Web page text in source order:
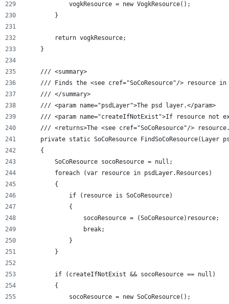
            vogkResource = new VogkResource();
        }
        return vogkResource;
    }
    /// <summary>
/// Finds the <see cref="SoCoResource"/> resource
    /// </summary>
    /// <param name="psdLayer">The psd layer.</param>
/// <param name="createIfNotExist">If resource not
/// <returns>The <see cref="SoCoResource"/>
private static SoCoResource FindSoCoResource(Layer
    {
        SoCoResource socoResource = null;
        foreach (var resource in psdLayer.Resources)
        {
            if (resource is SoCoResource)
            {
                socoResource = (SoCoResource)resource;
                break;
            }
        }
        if (createIfNotExist && socoResource == null)
        {
            socoResource = new SoCoResource();